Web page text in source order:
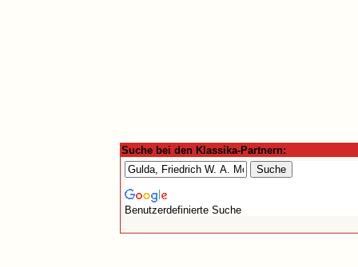
Suche bei den Klassika-Partnern:
Benutzerdefinierte Suche